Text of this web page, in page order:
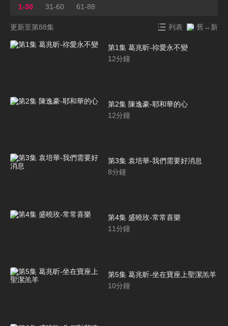
1-30 31-60 61-88
更新至第88集 列表 舊→新
第1集 葛兆昕-祢愛永不變
12分鐘
第2集 陳逸豪-耶和華的心
12分鐘
第3集 袁培華-我們需要好消息
8分鐘
第4集 盛曉玫-常常喜樂
11分鐘
第5集 葛兆昕-坐在寶座上聖潔羔羊
10分鐘